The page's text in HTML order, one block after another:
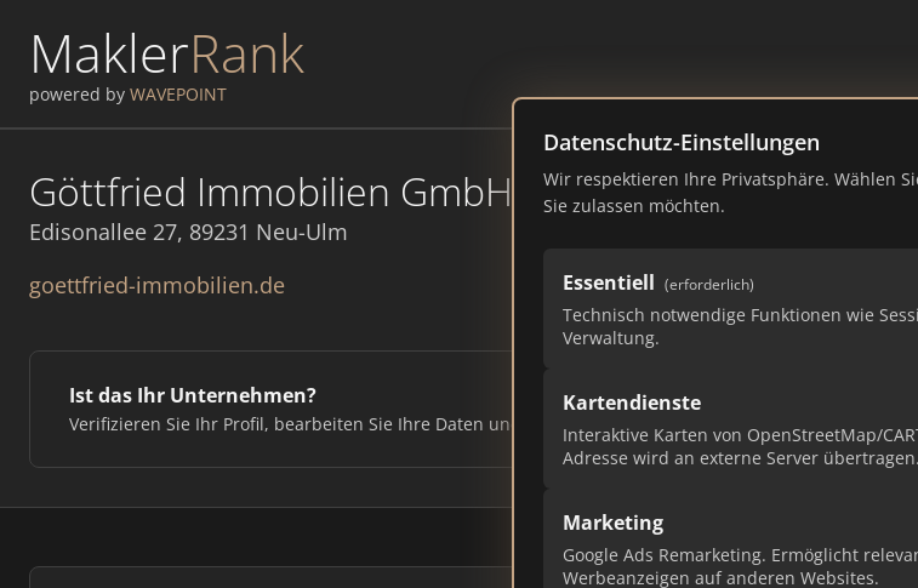
MaklerRank
powered by WAVEPOINT
Datenschutz-Einstellungen
Wir respektieren Ihre Privatsphäre. Wählen
Sie zulassen möchten.
Essentiell (erforderlich)
Technisch notwendige Funktionen wie
Verwaltung.
Kartendienste
Interaktive Karten von OpenStreetMap/
Adresse wird an externe Server übertragen.
Marketing
Google Ads Remarketing. Ermöglicht
Werbeanzeigen auf anderen Websites.
Göttfried Immobilien GmbH - Neu-Ulm
Edisonallee 27, 89231 Neu-Ulm
goettfried-immobilien.de
Ist das Ihr Unternehmen?
Verifizieren Sie Ihr Profil, bearbeiten Sie Ihre Daten und erhalten Sie monatliche Ranking-Updates.